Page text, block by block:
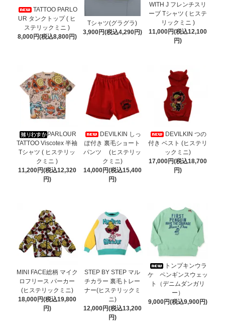
TATTOO PARLO
UR タンクトップ ( ヒ
ステリックミニ )
8,000円(税込8,800円)
Tシャツ(グラグラ)
3,900円(税込4,290円)
WITH J フレンチスリ
ーブ Tシャツ ( ヒステ
リックミニ )
11,000円(税込12,100
円)
PARLOUR
TATTOO Viscotex 半袖
Tシャツ ( ヒステリッ
クミニ )
11,200円(税込12,320
円)
DEVILKIN しっ
ぽ付き 裏毛ショート
パンツ (ヒステリッ
クミニ)
14,000円(税込15,400
円)
DEVILKIN つの
付き ベスト (ヒステリ
ックミニ)
17,000円(税込18,700
円)
MINI FACE総柄 マイク
ロフリース パーカー
(ヒステリックミニ)
18,000円(税込19,800
円)
STEP BY STEP マル
チカラー 裏毛トレー
ナー(ヒステリックミ
ニ)
12,000円(税込13,200
円)
トンプキンウラ
ケ ペンギンスウェッ
ト（デニムダンガリ
ー）
9,000円(税込9,900円)